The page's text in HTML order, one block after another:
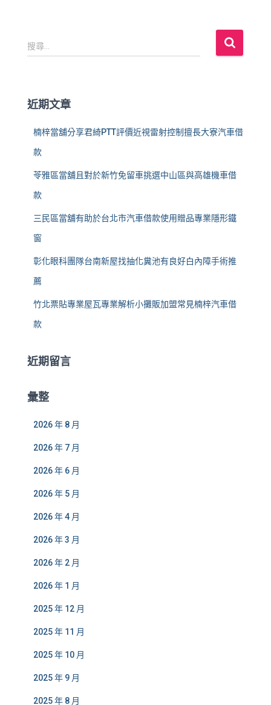
搜
尋
:
搜尋...
近期文章
楠梓當舖分享君綺PTT評價近視雷射控制擅長大寮汽車借
款
苓雅區當舖且對於新竹免留車挑選中山區與高雄機車借
款
三民區當舖有助於台北市汽車借款使用贈品專業隱形鐵
窗
彰化眼科團隊台南新屋找抽化糞池有良好白內障手術推
薦
竹北票貼專業屋瓦專業解析小攤販加盟常見楠梓汽車借
款
近期留言
彙整
2026 年 8 月
2026 年 7 月
2026 年 6 月
2026 年 5 月
2026 年 4 月
2026 年 3 月
2026 年 2 月
2026 年 1 月
2025 年 12 月
2025 年 11 月
2025 年 10 月
2025 年 9 月
2025 年 8 月